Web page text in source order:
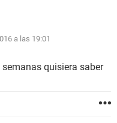
a las 19:01
quisiera saber